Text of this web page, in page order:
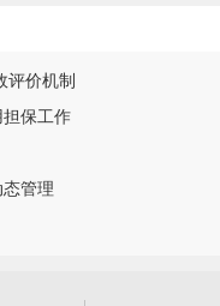
评价机制
保工作
管理